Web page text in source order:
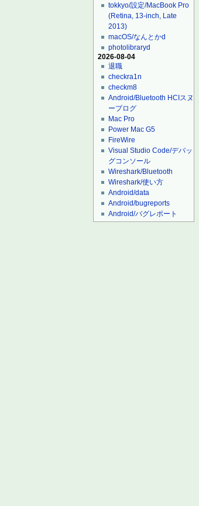
tokkyo/設定/MacBook Pro
(Retina, 13-inch, Late
2013)
macOS/なんとかd
photolibraryd
2026-08-04
退職
checkra1n
checkm8
Android/Bluetooth HCIスヌ
ープログ
Mac Pro
Power Mac G5
FireWire
Visual Studio Code/デバッ
グコンソール
Wireshark/Bluetooth
Wireshark/使い方
Android/data
Android/bugreports
Android/バグレポート